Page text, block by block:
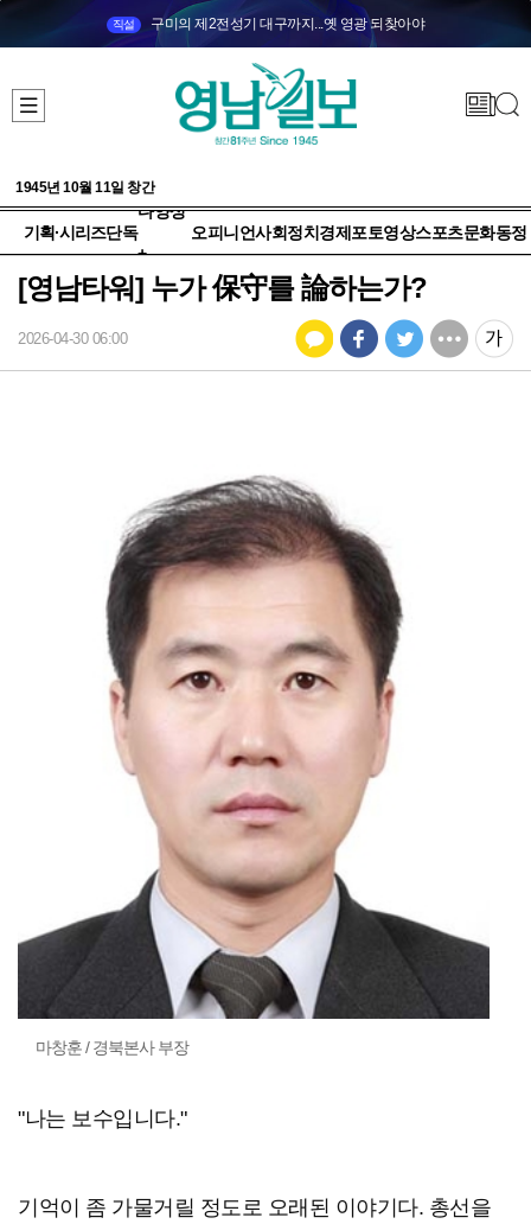
직설 구미의 제2전성기 대구까지...옛 영광 되찾아야
1945년 10월 11일 창간
기획·시리즈단독
다양성
+
오피니언사회정치 경제 포토영상스포츠문화동정
[영남타워] 누가 保守를 論하는가?
2026-04-30 06:00
마창훈 / 경북본사 부장
"나는 보수입니다."
기억이 좀 가물거릴 정도로 오래된 이야기다. 총선을